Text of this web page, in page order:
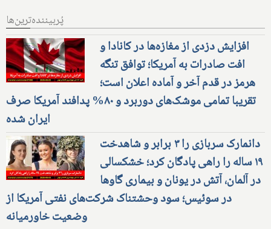
پُربیننده‌ترین‌ها
افزایش دزدی از مغازه‌ها در کانادا و
افت صادرات به آمریکا؛ توافق تنگه
هرمز در قدم آخر و آماده اعلان است؛
تقریبا تمامی موشک‌های دوربرد و ۸۰% پدافند آمریکا صرف
ایران شده
دانمارک سربازی را ۳ برابر و شاهدخت
۱۹ ساله را راهی پادگان کرد؛ خشکسالی
در آلمان، آتش در یونان و بیماری گاوها
در سوئیس؛ سود وحشتناک شرکت‌های نفتی آمریکا از
وضعیت خاورمیانه